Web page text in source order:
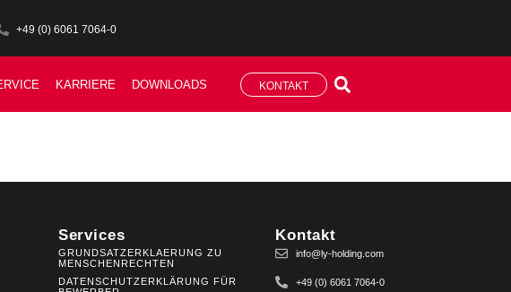
+49 (0) 6061 7064-0
KARRIERE DOWNLOADS KONTAKT
Services
GRUNDSATZERKLAERUNG ZU
MENSCHENRECHTEN
DATENSCHUTZERKLÄRUNG FÜR
Kontakt
info@ly-holding.com
+49 (0) 6061 7064-0